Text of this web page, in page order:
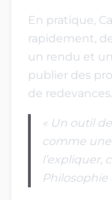
En pratique,
rapidement,
un rendu et
publier des
de redevances.
« Un outil
comme
l’expliquer,
Philosophie